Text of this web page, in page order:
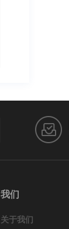
我们
关于我们